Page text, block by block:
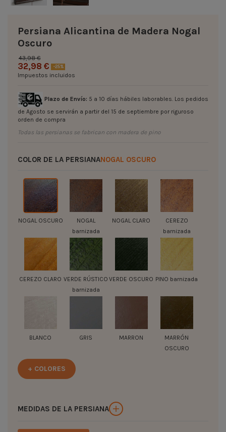
Persiana Alicantina de Madera Nogal
Oscuro
43,98 €
32,98 € -25%
Impuestos incluidos
Plazo de Envío: 5 a 10 días hábiles laborables. Los pedidos
de Agosto se servirán a partir del 15 de septiembre por riguroso
orden de compra
Todas las persianas se fabrican con madera de pino
COLOR DE LA PERSIANANOGAL OSCURO
NOGAL OSCURO
NOGAL
barnizada
NOGAL CLARO
CEREZO
barnizada
CEREZO CLARO VERDE RÚSTICO
barnizada
VERDE OSCURO PINO barnizada
BLANCO GRIS MARRON
MARRÓN
OSCURO
+ COLORES
MEDIDAS DE LA PERSIANA